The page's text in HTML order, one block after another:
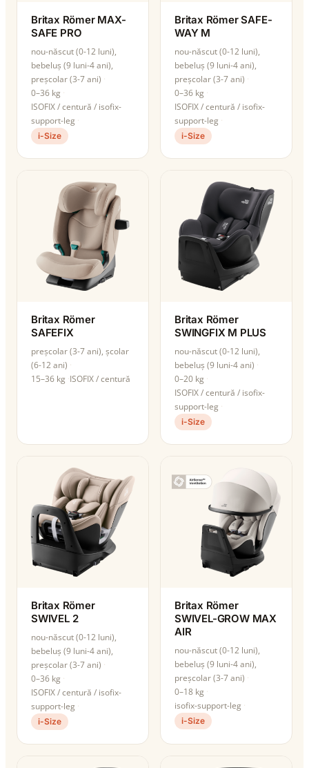
Britax Römer MAX-
SAFE PRO
nou-născut (0-12 luni),
bebeluș (9 luni-4 ani),
preșcolar (3-7 ani)
0–36 kg
ISOFIX / centură / isofix-
support-leg
i-Size
Britax Römer SAFE-
WAY M
nou-născut (0-12 luni),
bebeluș (9 luni-4 ani),
preșcolar (3-7 ani)
0–36 kg
ISOFIX / centură / isofix-
support-leg
i-Size
Britax Römer
SAFEFIX
preșcolar (3-7 ani), școlar
(6-12 ani)
15–36 kg ISOFIX / centură
Britax Römer
SWINGFIX M PLUS
nou-născut (0-12 luni),
bebeluș (9 luni-4 ani)
0–20 kg
ISOFIX / centură / isofix-
support-leg
i-Size
Britax Römer
SWIVEL 2
nou-născut (0-12 luni),
bebeluș (9 luni-4 ani),
preșcolar (3-7 ani)
0–36 kg
ISOFIX / centură / isofix-
support-leg
i-Size
Britax Römer
SWIVEL-GROW MAX
AIR
nou-născut (0-12 luni),
bebeluș (9 luni-4 ani),
preșcolar (3-7 ani)
0–18 kg
isofix-support-leg
i-Size